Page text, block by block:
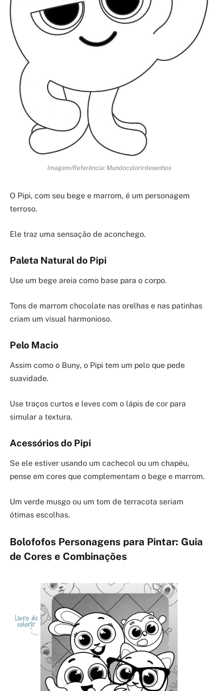
Imagem/Referência: Mundocolorirdesenhos
O Pipi, com seu bege e marrom, é um personagem
terroso.
Ele traz uma sensação de aconchego.
Paleta Natural do Pipi
Use um bege areia como base para o corpo.
Tons de marrom chocolate nas orelhas e nas patinhas
criam um visual harmonioso.
Pelo Macio
Assim como o Buny, o Pipi tem um pelo que pede
suavidade.
Use traços curtos e leves com o lápis de cor para
simular a textura.
Acessórios do Pipi
Se ele estiver usando um cachecol ou um chapéu,
pense em cores que complementam o bege e marrom.
Um verde musgo ou um tom de terracota seriam
ótimas escolhas.
Bolofofos Personagens para Pintar: Guia
de Cores e Combinações